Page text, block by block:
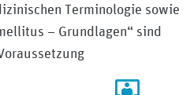
Terminologie sowie
– Grundlagen“ sind